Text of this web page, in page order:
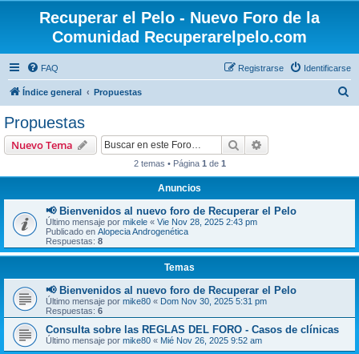
Recuperar el Pelo - Nuevo Foro de la
Comunidad Recuperarelpelo.com
FAQ Identificarse
Registrarse
Índice general Propuestas
Propuestas
Nuevo Tema Buscar
2 temas • Página 1 de 1
Anuncios
📢 Bienvenidos al nuevo foro de Recuperar el Pelo
Último mensaje por mikele « Vie Nov 28, 2025 2:43 pm
Publicado en Alopecia Androgenética
Respuestas: 8
Temas
📢 Bienvenidos al nuevo foro de Recuperar el Pelo
Último mensaje por mike80 « Dom Nov 30, 2025 5:31 pm
Respuestas: 6
Consulta sobre las REGLAS DEL FORO - Casos de clínicas
Último mensaje por mike80 « Mié Nov 26, 2025 9:52 am